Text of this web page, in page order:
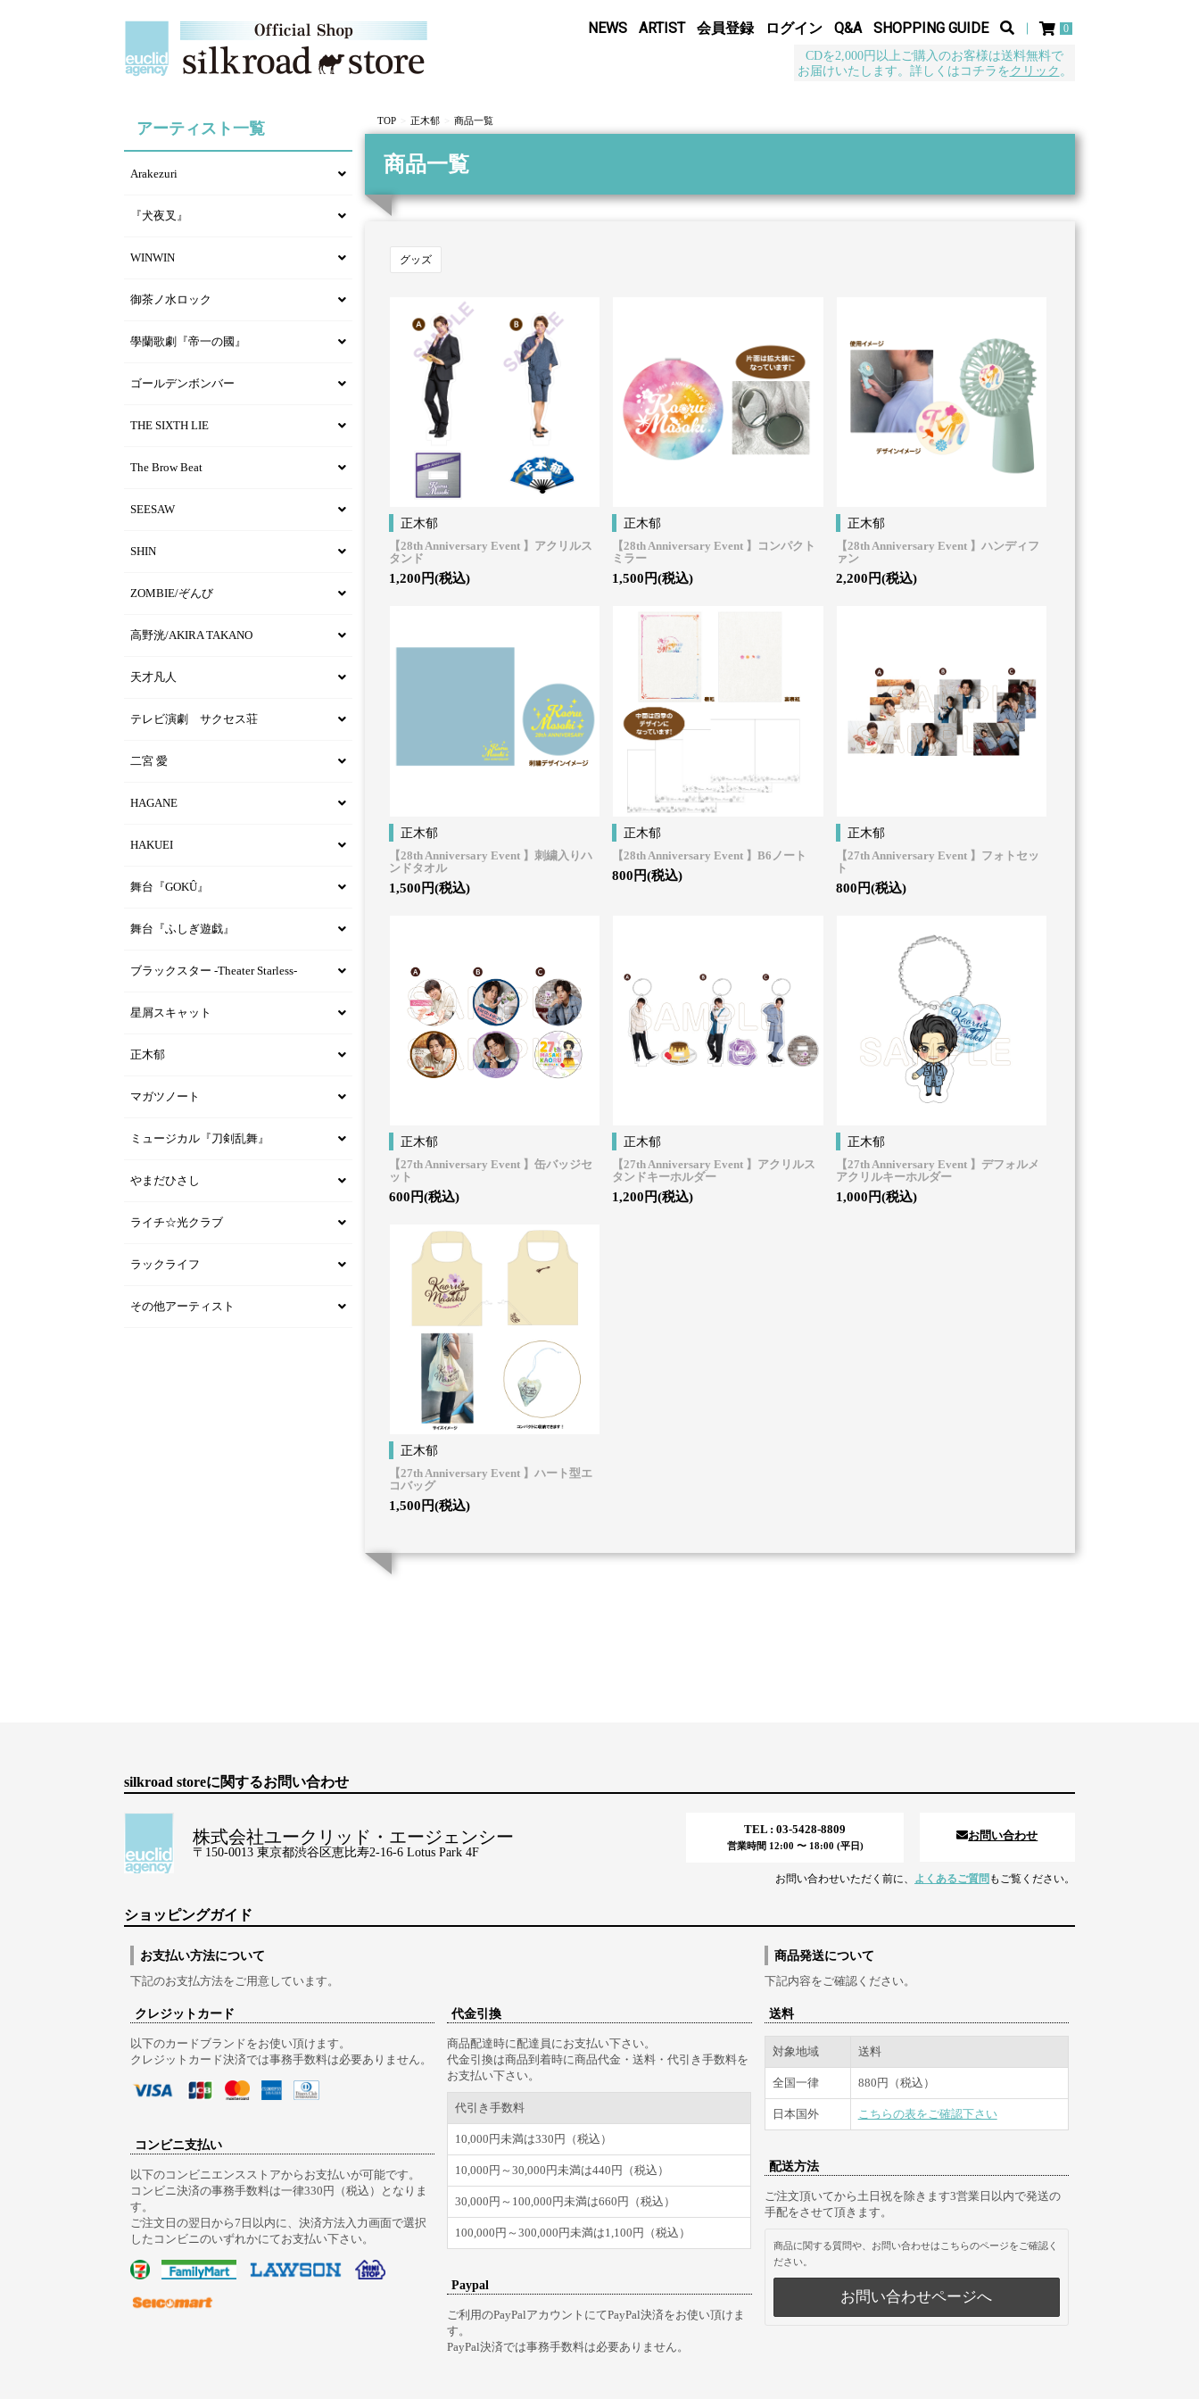
NEWS ARTIST 会員登録 ログイン Q&A SHOPPING GUIDE 0
CDを2,000円以上ご購入のお客様は送料無料で
お届けいたします。詳しくはコチラをクリック 。
TOP 正木郁 商品一覧
商品一覧
グッズ
正木郁
【28th Anniversary Event 】アクリルス
タンド
1,200円(税込)
正木郁
【28th Anniversary Event 】コンパクト
ミラー
1,500円(税込)
正木郁
【28th Anniversary Event 】ハンディフ
ァン
2,200円(税込)
正木郁
【28th Anniversary Event 】刺繍入りハ
ンドタオル
1,500円(税込)
正木郁
【28th Anniversary Event 】B6ノート
800円(税込)
正木郁
【27th Anniversary Event 】フォトセッ
ト
800円(税込)
正木郁
【27th Anniversary Event 】缶バッジセ
ット
600円(税込)
正木郁
【27th Anniversary Event 】アクリルス
タンドキーホルダー
1,200円(税込)
正木郁
【27th Anniversary Event 】デフォルメ
アクリルキーホルダー
1,000円(税込)
正木郁
【27th Anniversary Event 】ハート型エ
コバッグ
1,500円(税込)
アーティスト一覧
Arakezuri
『犬夜叉』
WINWIN
御茶ノ水ロック
學蘭歌劇『帝一の國』
ゴールデンボンバー
THE SIXTH LIE
The Brow Beat
SEESAW
SHIN
ZOMBIE/ぞんび
高野洸/AKIRA TAKANO
天才凡人
テレビ演劇 サクセス荘
二宮 愛
HAGANE
HAKUEI
舞台『GOKÛ』
舞台『ふしぎ遊戯』
ブラックスター -Theater Starless-
星屑スキャット
正木郁
マガツノート
ミュージカル『刀剣乱舞』
やまだひさし
ライチ☆光クラブ
ラックライフ
その他アーティスト
silkroad storeに関するお問い合わせ
株式会社ユークリッド・エージェンシー
〒150-0013 東京都渋谷区恵比寿2-16-6 Lotus Park 4F
TEL : 03-5428-8809
営業時間 12:00 〜 18:00 (平日)
お問い合わせ
お問い合わせいただく前に、 よくあるご質問 もご覧ください。
ショッピングガイド
お支払い方法について
下記のお支払方法をご用意しています。
クレジットカード
以下のカードブランドをお使い頂けます。
クレジットカード決済では事務手数料は必要ありません。
コンビニ支払い
以下のコンビニエンスストアからお支払いが可能です。
コンビニ決済の事務手数料は一律330円（税込）となりま
す。
ご注文日の翌日から7日以内に、決済方法入力画面で選択
したコンビニのいずれかにてお支払い下さい。
代金引換
商品配達時に配達員にお支払い下さい。
代金引換は商品到着時に商品代金・送料・代引き手数料を
お支払い下さい。
代引き手数料
10,000円未満は330円（税込）
10,000円～30,000円未満は440円（税込）
30,000円～100,000円未満は660円（税込）
100,000円～300,000円未満は1,100円（税込）
Paypal
ご利用のPayPalアカウントにてPayPal決済をお使い頂けま
す。
PayPal決済では事務手数料は必要ありません。
商品発送について
下記内容をご確認ください。
送料
対象地域 送料
全国一律 880円（税込）
日本国外 こちらの表をご確認下さい
配送方法
ご注文頂いてから土日祝を除きます3営業日以内で発送の
手配をさせて頂きます。
商品に関する質問や、お問い合わせはこちらのページをご確認く
ださい。
お問い合わせページへ